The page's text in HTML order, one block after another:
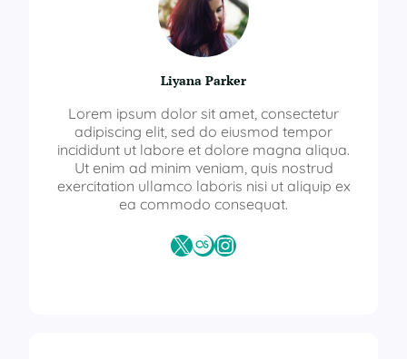
Liyana Parker
Lorem ipsum dolor sit amet, consectetur
adipiscing elit, sed do eiusmod tempor
incididunt ut labore et dolore magna aliqua.
Ut enim ad minim veniam, quis nostrud
exercitation ullamco laboris nisi ut aliquip ex
ea commodo consequat.
X Last.fmInstagram